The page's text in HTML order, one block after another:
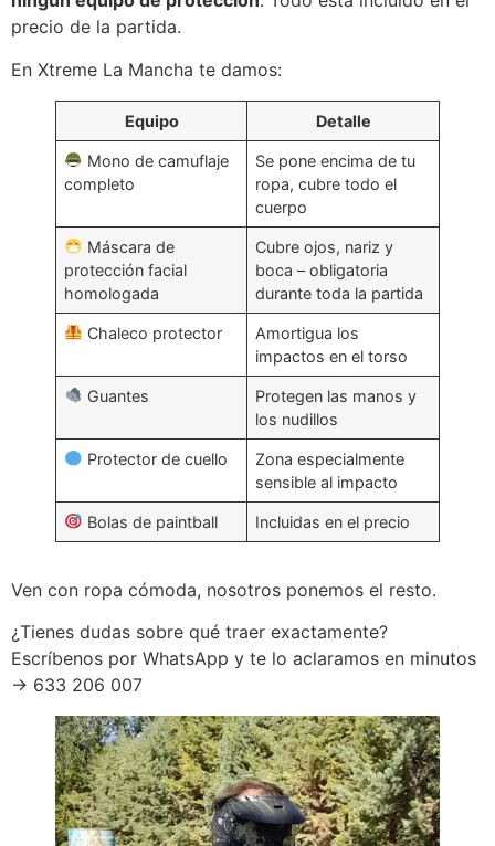
precio de la partida.
En Xtreme La Mancha te damos:
Equipo Detalle
Mono de camuflaje
completo
Se pone encima de tu
ropa, cubre todo el
cuerpo
Máscara de
protección facial
homologada
Cubre ojos, nariz y
boca – obligatoria
durante toda la partida
Chaleco protector
Amortigua los
impactos en el torso
Guantes
Protegen las manos y
los nudillos
Protector de cuello
Zona especialmente
sensible al impacto
Bolas de paintball Incluidas en el precio
Ven con ropa cómoda, nosotros ponemos el resto.
¿Tienes dudas sobre qué traer exactamente?
Escríbenos por WhatsApp y te lo aclaramos en minutos
→ 633 206 007